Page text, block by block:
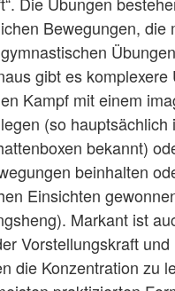
Bewegungen, die
gibt es komplexere
Kampf mit einem
(so hauptsächlich
bekannt)
beinhalten
Einsichten
. Markant ist
Vorstellungskraft
die Konzentration zu